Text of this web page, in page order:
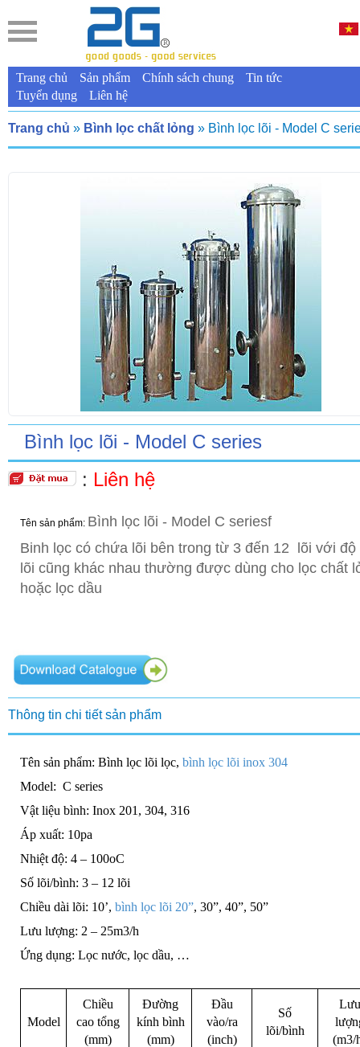
Trang chủ Sản phẩm Chính sách chung
Tin tức
Tuyển dụng
Liên hệ
Trang chủ » Bình lọc chất lỏng » Bình lọc lõi - Model C
Bình lọc lõi - Model C series
: Liên hệ
Tên sản phẩm: Bình lọc lõi - Model C seriesf
Binh lọc có chứa lõi bên trong từ 3 đến 12 lõi với độ
lõi cũng khác nhau thường được dùng cho lọc chất
hoặc lọc dầu
Thông tin chi tiết sản phẩm
Tên sản phẩm: Bình lọc lõi lọc, bình lọc lõi inox 304
Model: C series
Vật liệu bình: Inox 201, 304, 316
Áp xuất: 10pa
Nhiệt độ: 4 – 100oC
Số lõi/bình: 3 – 12 lõi
Chiều dài lõi: 10’, bình lọc lõi 20”, 30”, 40”, 50”
Lưu lượng: 2 – 25m3/h
Ứng dụng: Lọc nước, lọc dầu, …
Model
Chiều
cao tổng
(mm)
Đường
kính bình
(mm)
Đầu
vào/ra
(inch)
Số
lõi/bình
Lưu
(m3/